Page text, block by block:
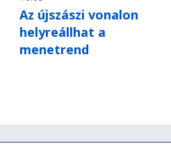
Az újszászi vonalon
helyreállhat a
menetrend